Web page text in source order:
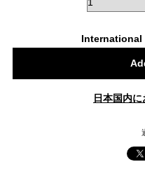
日本国内